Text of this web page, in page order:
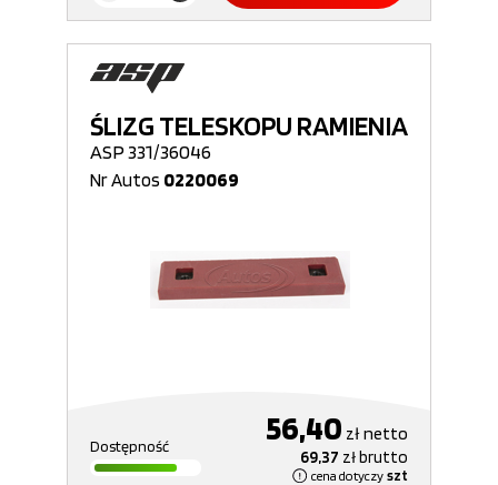
ŚLIZG TELESKOPU RAMIENIA
ASP 331/36046
Nr Autos 0220069
Dostępność 56,40 złnetto
69,37 złbrutto
cena dotyczy szt